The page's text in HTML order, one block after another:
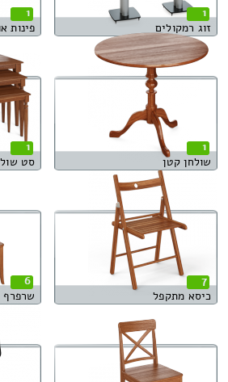
1
זוג רמקולים
1
פינות אוכל
1
שולחן קטן
1
סט
7
כיסא מתקפל
6
שרפרף